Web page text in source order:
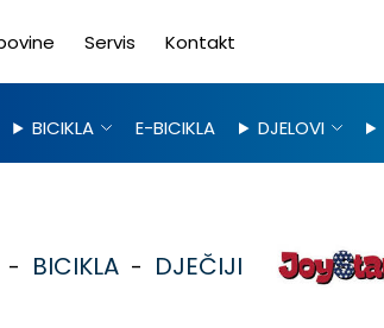
Servis Kontakt
BICIKLA E-BICIKLA DJELOVI
BICIKLA DJEČIJI